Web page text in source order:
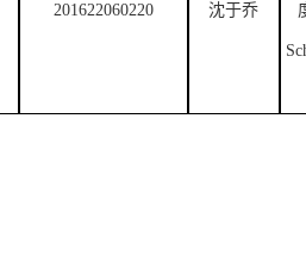
201622060220 沈于乔